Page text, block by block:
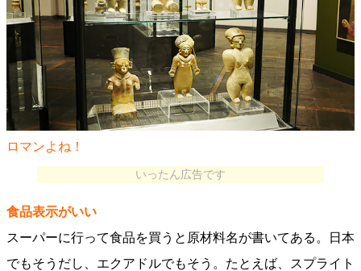
ロマンよね！
いったん広告です
食品表示がいい
スーパーに行って食品を買うと原材料名が書いてある。日本
でもそうだし、エクアドルでもそう。たとえば、スプライト